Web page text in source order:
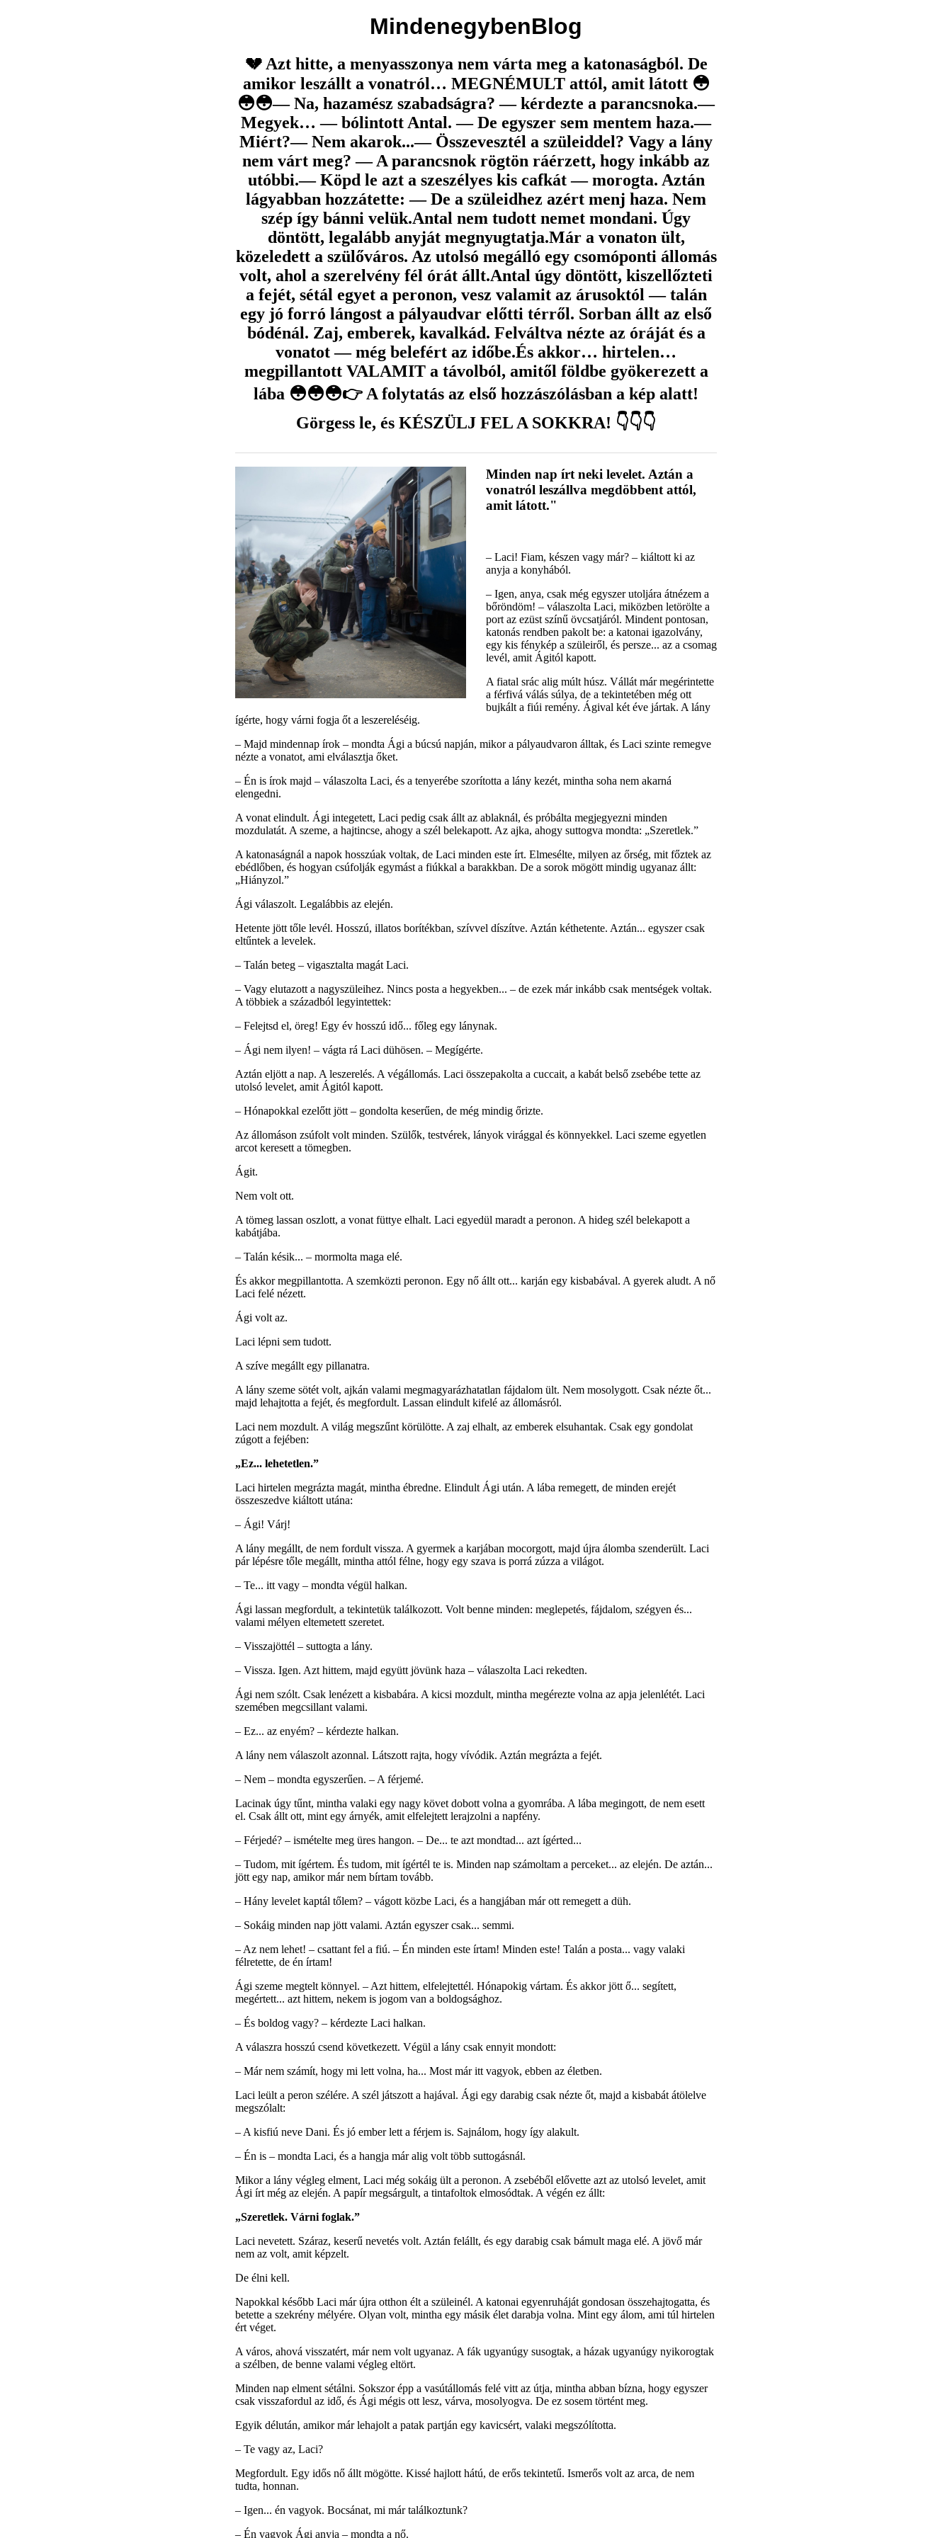
MindenegybenBlog
💔 Azt hitte, a menyasszonya nem várta meg a katonaságból. De
amikor leszállt a vonatról… MEGNÉMULT attól, amit látott 😳
😳😳— Na, hazamész szabadságra? — kérdezte a parancsnoka.—
Megyek… — bólintott Antal. — De egyszer sem mentem haza.—
Miért?— Nem akarok...— Összevesztél a szüleiddel? Vagy a lány
nem várt meg? — A parancsnok rögtön ráérzett, hogy inkább az
utóbbi.— Köpd le azt a szeszélyes kis cafkát — morogta. Aztán
lágyabban hozzátette: — De a szüleidhez azért menj haza. Nem
szép így bánni velük.Antal nem tudott nemet mondani. Úgy
döntött, legalább anyját megnyugtatja.Már a vonaton ült,
közeledett a szülőváros. Az utolsó megálló egy csomóponti állomás
volt, ahol a szerelvény fél órát állt.Antal úgy döntött, kiszellőzteti
a fejét, sétál egyet a peronon, vesz valamit az árusoktól — talán
egy jó forró lángost a pályaudvar előtti térről. Sorban állt az első
bódénál. Zaj, emberek, kavalkád. Felváltva nézte az óráját és a
vonatot — még belefért az időbe.És akkor… hirtelen…
megpillantott VALAMIT a távolból, amitől földbe gyökerezett a
lába 😳😳😳👉 A folytatás az első hozzászólásban a kép alatt!
Görgess le, és KÉSZÜLJ FEL A SOKKRA! 👇👇👇
Minden nap írt neki levelet. Aztán a
vonatról leszállva megdöbbent attól,
amit látott."
– Laci! Fiam, készen vagy már? – kiáltott ki az
anyja a konyhából.
– Igen, anya, csak még egyszer utoljára átnézem a
bőröndöm! – válaszolta Laci, miközben letörölte a
port az ezüst színű övcsatjáról. Mindent pontosan,
katonás rendben pakolt be: a katonai igazolvány,
egy kis fénykép a szüleiről, és persze... az a csomag
levél, amit Ágitól kapott.
A fiatal srác alig múlt húsz. Vállát már megérintette
a férfivá válás súlya, de a tekintetében még ott
bujkált a fiúi remény. Ágival két éve jártak. A lány
ígérte, hogy várni fogja őt a leszereléséig.
– Majd mindennap írok – mondta Ági a búcsú napján, mikor a pályaudvaron álltak, és Laci szinte remegve
nézte a vonatot, ami elválasztja őket.
– Én is írok majd – válaszolta Laci, és a tenyerébe szorította a lány kezét, mintha soha nem akarná
elengedni.
A vonat elindult. Ági integetett, Laci pedig csak állt az ablaknál, és próbálta megjegyezni minden
mozdulatát. A szeme, a hajtincse, ahogy a szél belekapott. Az ajka, ahogy suttogva mondta: „Szeretlek.”
A katonaságnál a napok hosszúak voltak, de Laci minden este írt. Elmesélte, milyen az őrség, mit főztek az
ebédlőben, és hogyan csúfolják egymást a fiúkkal a barakkban. De a sorok mögött mindig ugyanaz állt:
„Hiányzol.”
Ági válaszolt. Legalábbis az elején.
Hetente jött tőle levél. Hosszú, illatos borítékban, szívvel díszítve. Aztán kéthetente. Aztán... egyszer csak
eltűntek a levelek.
– Talán beteg – vigasztalta magát Laci.
– Vagy elutazott a nagyszüleihez. Nincs posta a hegyekben... – de ezek már inkább csak mentségek voltak.
A többiek a századból legyintettek:
– Felejtsd el, öreg! Egy év hosszú idő... főleg egy lánynak.
– Ági nem ilyen! – vágta rá Laci dühösen. – Megígérte.
Aztán eljött a nap. A leszerelés. A végállomás. Laci összepakolta a cuccait, a kabát belső zsebébe tette az
utolsó levelet, amit Ágitól kapott.
– Hónapokkal ezelőtt jött – gondolta keserűen, de még mindig őrizte.
Az állomáson zsúfolt volt minden. Szülők, testvérek, lányok virággal és könnyekkel. Laci szeme egyetlen
arcot keresett a tömegben.
Ágit.
Nem volt ott.
A tömeg lassan oszlott, a vonat füttye elhalt. Laci egyedül maradt a peronon. A hideg szél belekapott a
kabátjába.
– Talán késik... – mormolta maga elé.
És akkor megpillantotta. A szemközti peronon. Egy nő állt ott... karján egy kisbabával. A gyerek aludt. A nő
Laci felé nézett.
Ági volt az.
Laci lépni sem tudott.
A szíve megállt egy pillanatra.
A lány szeme sötét volt, ajkán valami megmagyarázhatatlan fájdalom ült. Nem mosolygott. Csak nézte őt...
majd lehajtotta a fejét, és megfordult. Lassan elindult kifelé az állomásról.
Laci nem mozdult. A világ megszűnt körülötte. A zaj elhalt, az emberek elsuhantak. Csak egy gondolat
zúgott a fejében:
„Ez... lehetetlen.”
Laci hirtelen megrázta magát, mintha ébredne. Elindult Ági után. A lába remegett, de minden erejét
összeszedve kiáltott utána:
– Ági! Várj!
A lány megállt, de nem fordult vissza. A gyermek a karjában mocorgott, majd újra álomba szenderült. Laci
pár lépésre tőle megállt, mintha attól félne, hogy egy szava is porrá zúzza a világot.
– Te... itt vagy – mondta végül halkan.
Ági lassan megfordult, a tekintetük találkozott. Volt benne minden: meglepetés, fájdalom, szégyen és...
valami mélyen eltemetett szeretet.
– Visszajöttél – suttogta a lány.
– Vissza. Igen. Azt hittem, majd együtt jövünk haza – válaszolta Laci rekedten.
Ági nem szólt. Csak lenézett a kisbabára. A kicsi mozdult, mintha megérezte volna az apja jelenlétét. Laci
szemében megcsillant valami.
– Ez... az enyém? – kérdezte halkan.
A lány nem válaszolt azonnal. Látszott rajta, hogy vívódik. Aztán megrázta a fejét.
– Nem – mondta egyszerűen. – A férjemé.
Lacinak úgy tűnt, mintha valaki egy nagy követ dobott volna a gyomrába. A lába megingott, de nem esett
el. Csak állt ott, mint egy árnyék, amit elfelejtett lerajzolni a napfény.
– Férjedé? – ismételte meg üres hangon. – De... te azt mondtad... azt ígérted...
– Tudom, mit ígértem. És tudom, mit ígértél te is. Minden nap számoltam a perceket... az elején. De aztán...
jött egy nap, amikor már nem bírtam tovább.
– Hány levelet kaptál tőlem? – vágott közbe Laci, és a hangjában már ott remegett a düh.
– Sokáig minden nap jött valami. Aztán egyszer csak... semmi.
– Az nem lehet! – csattant fel a fiú. – Én minden este írtam! Minden este! Talán a posta... vagy valaki
félretette, de én írtam!
Ági szeme megtelt könnyel. – Azt hittem, elfelejtettél. Hónapokig vártam. És akkor jött ő... segített,
megértett... azt hittem, nekem is jogom van a boldogsághoz.
– És boldog vagy? – kérdezte Laci halkan.
A válaszra hosszú csend következett. Végül a lány csak ennyit mondott:
– Már nem számít, hogy mi lett volna, ha... Most már itt vagyok, ebben az életben.
Laci leült a peron szélére. A szél játszott a hajával. Ági egy darabig csak nézte őt, majd a kisbabát átölelve
megszólalt:
– A kisfiú neve Dani. És jó ember lett a férjem is. Sajnálom, hogy így alakult.
– Én is – mondta Laci, és a hangja már alig volt több suttogásnál.
Mikor a lány végleg elment, Laci még sokáig ült a peronon. A zsebéből elővette azt az utolsó levelet, amit
Ági írt még az elején. A papír megsárgult, a tintafoltok elmosódtak. A végén ez állt:
„Szeretlek. Várni foglak.”
Laci nevetett. Száraz, keserű nevetés volt. Aztán felállt, és egy darabig csak bámult maga elé. A jövő már
nem az volt, amit képzelt.
De élni kell.
Napokkal később Laci már újra otthon élt a szüleinél. A katonai egyenruháját gondosan összehajtogatta, és
betette a szekrény mélyére. Olyan volt, mintha egy másik élet darabja volna. Mint egy álom, ami túl hirtelen
ért véget.
A város, ahová visszatért, már nem volt ugyanaz. A fák ugyanúgy susogtak, a házak ugyanúgy nyikorogtak
a szélben, de benne valami végleg eltört.
Minden nap elment sétálni. Sokszor épp a vasútállomás felé vitt az útja, mintha abban bízna, hogy egyszer
csak visszafordul az idő, és Ági mégis ott lesz, várva, mosolyogva. De ez sosem történt meg.
Egyik délután, amikor már lehajolt a patak partján egy kavicsért, valaki megszólította.
– Te vagy az, Laci?
Megfordult. Egy idős nő állt mögötte. Kissé hajlott hátú, de erős tekintetű. Ismerős volt az arca, de nem
tudta, honnan.
– Igen... én vagyok. Bocsánat, mi már találkoztunk?
– Én vagyok Ági anyja – mondta a nő.